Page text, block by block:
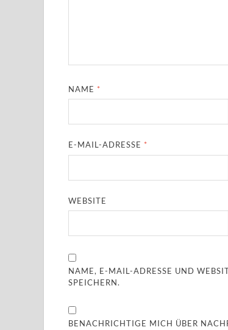
NAME *
E-MAIL-ADRESSE *
WEBSITE
NAME, E-MAIL-ADRESSE UND
SPEICHERN.
BENACHRICHTIGE MICH ÜBER